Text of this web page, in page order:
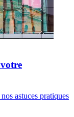
astuces pratiques